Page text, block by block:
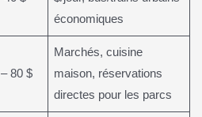
économiques
80 $
Marchés, cuisine
maison, réservations
directes pour les parcs